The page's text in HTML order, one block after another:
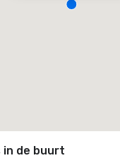
in de buurt